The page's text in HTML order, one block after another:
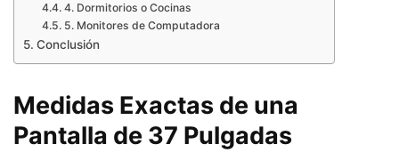
4. Dormitorios o Cocinas
5. Monitores de Computadora
Conclusión
Medidas Exactas de una
Pantalla de 37 Pulgadas